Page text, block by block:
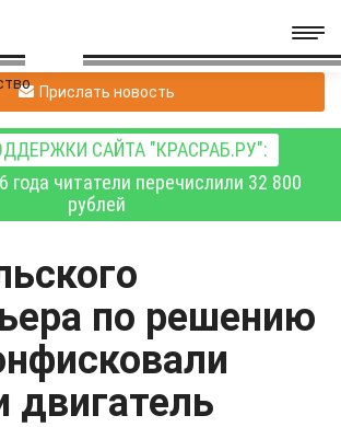
Прислать новость
САЙТА "КРАСРАБ.РУ":
года читатели перечислили 32 800
рублей
по решению
двигатель